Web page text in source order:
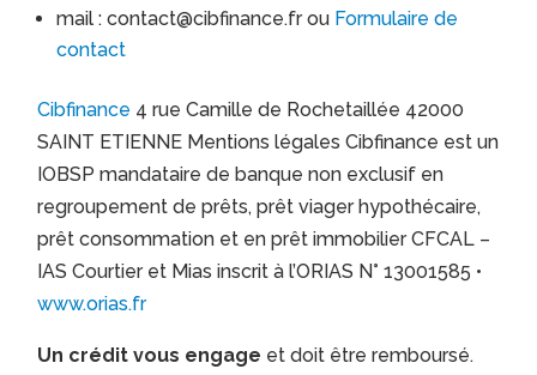
mail : contact@cibfinance.fr ou Formulaire de
contact
Cibfinance 4 rue Camille de Rochetaillée 42000
SAINT ETIENNE Mentions légales Cibfinance est un
IOBSP mandataire de banque non exclusif en
regroupement de prêts, prêt viager hypothécaire,
prêt consommation et en prêt immobilier CFCAL –
IAS Courtier et Mias inscrit à l’ORIAS N° 13001585 •
www.orias.fr
Un crédit vous engage et doit être remboursé.